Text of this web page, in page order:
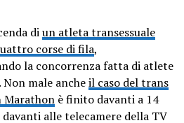
diun atleta transessuale
corse di fila,
la concorrenza fatta di atlete
male ancheil caso del trans
Marathon è finito davanti a 14
alle telecamere della TV